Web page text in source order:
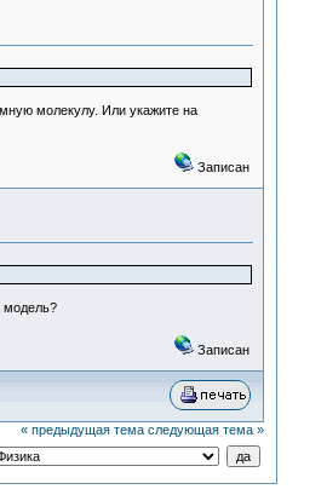
молекулу. Или укажите на
Записан
модель?
Записан
« предыдущая тема следующая тема »